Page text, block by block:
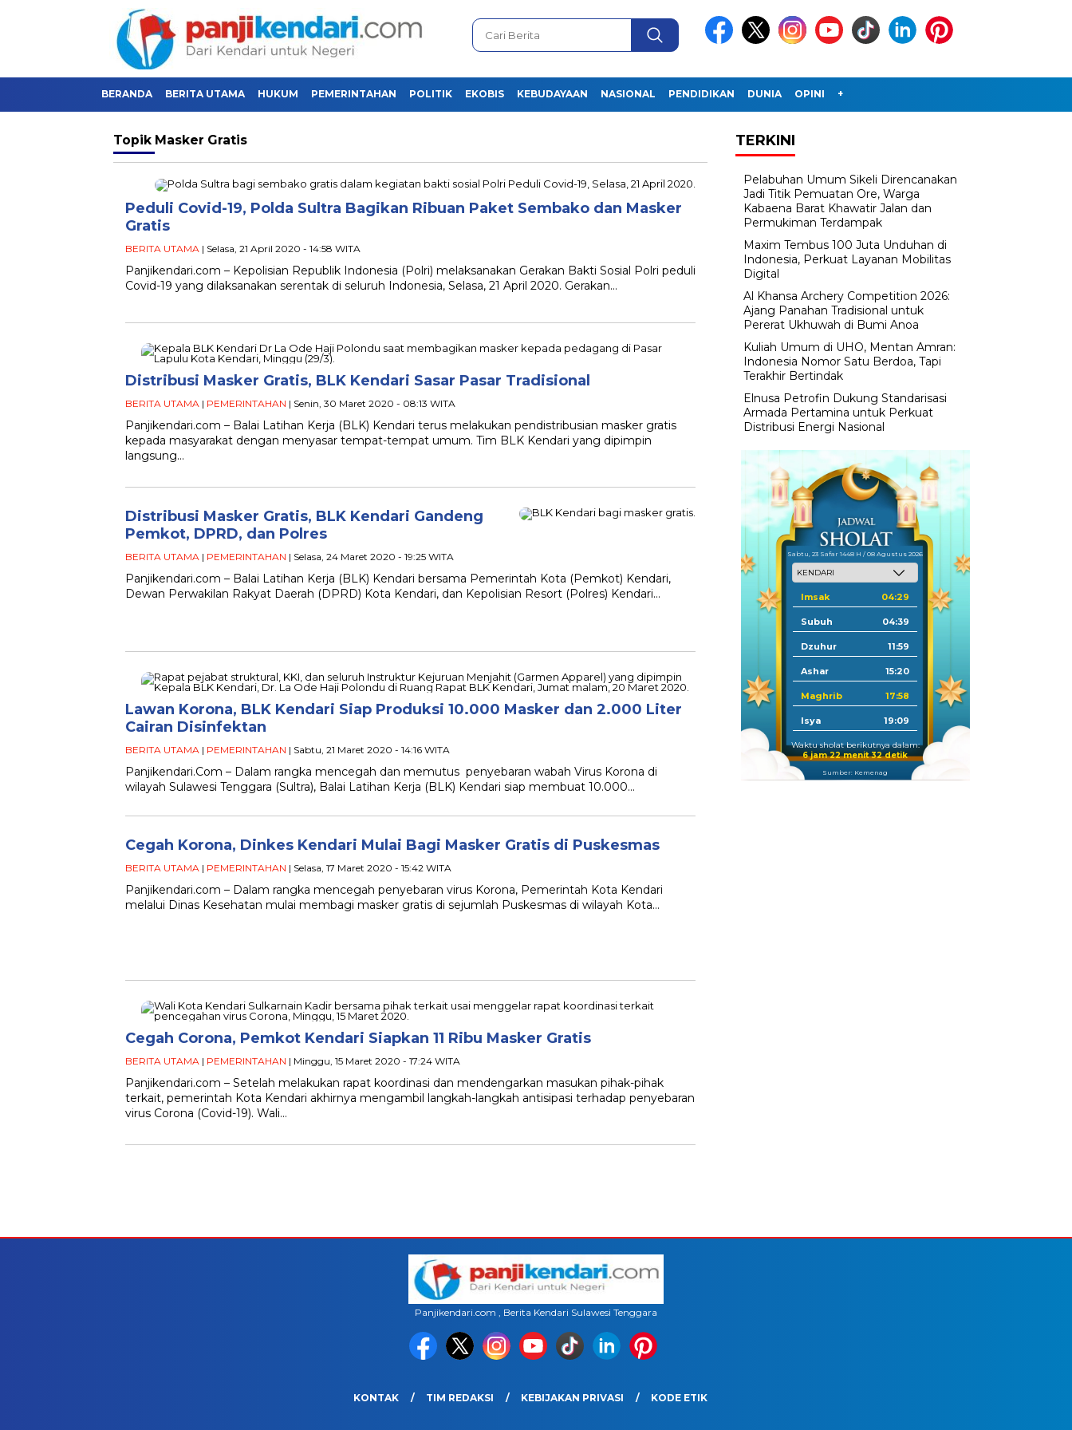
BERANDA BERITA UTAMA HUKUM PEMERINTAHAN POLITIK EKOBIS KEBUDAYAAN NASIONAL PENDIDIKAN DUNIA OPINI +
Topik Masker Gratis
Peduli Covid-19, Polda Sultra Bagikan Ribuan Paket Sembako dan Masker
Gratis
BERITA UTAMA | Selasa, 21 April 2020 - 14:58 WITA
Panjikendari.com – Kepolisian Republik Indonesia (Polri) melaksanakan Gerakan Bakti Sosial Polri peduli
Covid-19 yang dilaksanakan serentak di seluruh Indonesia, Selasa, 21 April 2020. Gerakan…
Distribusi Masker Gratis, BLK Kendari Sasar Pasar Tradisional
BERITA UTAMA | PEMERINTAHAN | Senin, 30 Maret 2020 - 08:13 WITA
Panjikendari.com – Balai Latihan Kerja (BLK) Kendari terus melakukan pendistribusian masker gratis
kepada masyarakat dengan menyasar tempat-tempat umum. Tim BLK Kendari yang dipimpin
langsung…
Distribusi Masker Gratis, BLK Kendari Gandeng
Pemkot, DPRD, dan Polres
BERITA UTAMA | PEMERINTAHAN | Selasa, 24 Maret 2020 - 19:25 WITA
Panjikendari.com – Balai Latihan Kerja (BLK) Kendari bersama Pemerintah Kota (Pemkot) Kendari,
Dewan Perwakilan Rakyat Daerah (DPRD) Kota Kendari, dan Kepolisian Resort (Polres) Kendari…
Lawan Korona, BLK Kendari Siap Produksi 10.000 Masker dan 2.000 Liter
Cairan Disinfektan
BERITA UTAMA | PEMERINTAHAN | Sabtu, 21 Maret 2020 - 14:16 WITA
Panjikendari.Com – Dalam rangka mencegah dan memutus penyebaran wabah Virus Korona di
wilayah Sulawesi Tenggara (Sultra), Balai Latihan Kerja (BLK) Kendari siap membuat 10.000…
Cegah Korona, Dinkes Kendari Mulai Bagi Masker Gratis di Puskesmas
BERITA UTAMA | PEMERINTAHAN | Selasa, 17 Maret 2020 - 15:42 WITA
Panjikendari.com – Dalam rangka mencegah penyebaran virus Korona, Pemerintah Kota Kendari
melalui Dinas Kesehatan mulai membagi masker gratis di sejumlah Puskesmas di wilayah Kota…
Cegah Corona, Pemkot Kendari Siapkan 11 Ribu Masker Gratis
BERITA UTAMA | PEMERINTAHAN | Minggu, 15 Maret 2020 - 17:24 WITA
Panjikendari.com – Setelah melakukan rapat koordinasi dan mendengarkan masukan pihak-pihak
terkait, pemerintah Kota Kendari akhirnya mengambil langkah-langkah antisipasi terhadap penyebaran
virus Corona (Covid-19). Wali…
TERKINI
Pelabuhan Umum Sikeli Direncanakan
Jadi Titik Pemuatan Ore, Warga
Kabaena Barat Khawatir Jalan dan
Permukiman Terdampak
Maxim Tembus 100 Juta Unduhan di
Indonesia, Perkuat Layanan Mobilitas
Digital
Al Khansa Archery Competition 2026:
Ajang Panahan Tradisional untuk
Pererat Ukhuwah di Bumi Anoa
Kuliah Umum di UHO, Mentan Amran:
Indonesia Nomor Satu Berdoa, Tapi
Terakhir Bertindak
Elnusa Petrofin Dukung Standarisasi
Armada Pertamina untuk Perkuat
Distribusi Energi Nasional
Sabtu, 23 Safar 1448 H / 08 Agustus 2026
Imsak 04:29
Subuh 04:39
Dzuhur 11:59
Ashar 15:20
Maghrib 17:58
Isya 19:09
Waktu sholat berikutnya dalam:
6 jam 22 menit 32 detik
Sumber: Kemenag
Panjikendari.com , Berita Kendari Sulawesi Tenggara
KONTAK TIM REDAKSI KEBIJAKAN PRIVASI KODE ETIK